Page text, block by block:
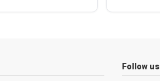
Follow us